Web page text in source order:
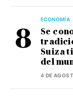
ECONOMÍA
Se
Suiza
del
4 DE